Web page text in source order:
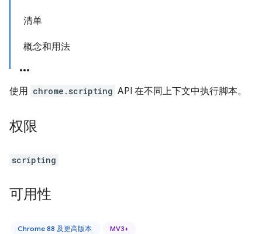
清单
概念和用法
使用 chrome.scripting API 在不同上下文中执行脚本。
权限
scripting
可用性
Chrome 88 及更高版本 MV3+